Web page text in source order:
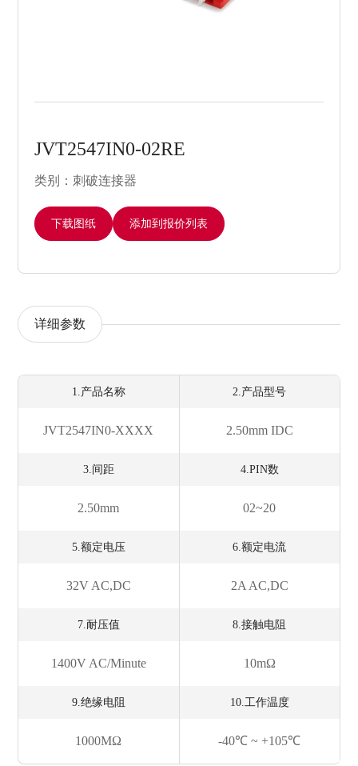
JVT2547IN0-02RE
类别：刺破连接器
下载图纸 添加到报价列表
详细参数
1.产品名称
JVT2547IN0-XXXX
2.产品型号
2.50mm IDC
3.间距
2.50mm
4.PIN数
02~20
5.额定电压
32V AC,DC
6.额定电流
2A AC,DC
7.耐压值
1400V AC/minute
8.接触电阻
10mΩ
9.绝缘电阻
1000MΩ
10.工作温度
-40℃ ~ +105℃